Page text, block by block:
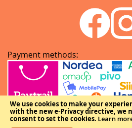
We use cookies to make your
with the new e-Privacy directive, we
consent to set the cookies. Learn
Payment methods: